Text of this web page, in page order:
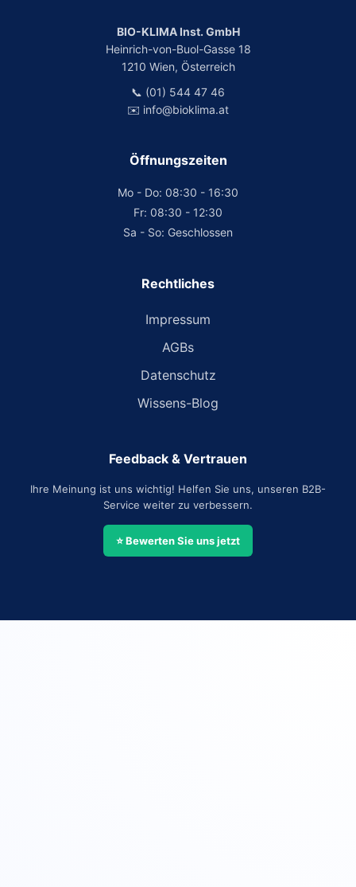
BIO-KLIMA Inst. GmbH
Heinrich-von-Buol-Gasse 18
1210 Wien, Österreich
📞 (01) 544 47 46
✉️ info@bioklima.at
Öffnungszeiten
Mo - Do: 08:30 - 16:30
Fr: 08:30 - 12:30
Sa - So: Geschlossen
Rechtliches
Impressum
AGBs
Datenschutz
Wissens-Blog
Feedback & Vertrauen
Ihre Meinung ist uns wichtig! Helfen Sie uns, unseren B2B-
Service weiter zu verbessern.
⭐ Bewerten Sie uns jetzt